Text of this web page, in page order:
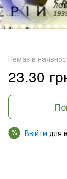
Немає в
23.30
% Ввійти для